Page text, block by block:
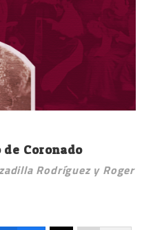
Coronado
Rodríguez y Roger